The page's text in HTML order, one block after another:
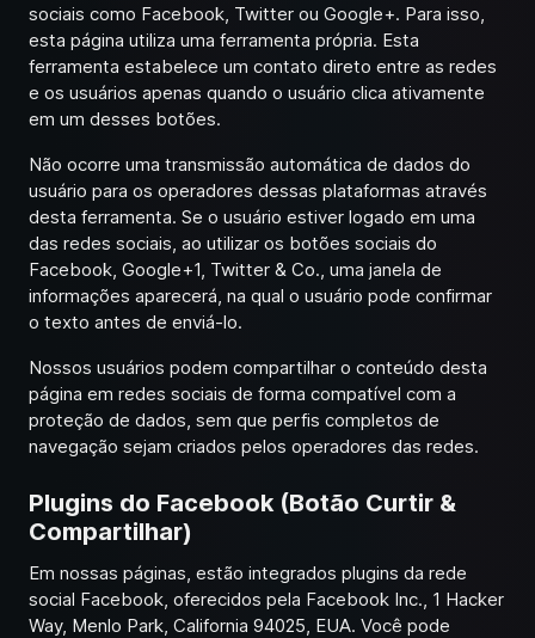
sociais como Facebook, Twitter ou Google+. Para isso,
esta página utiliza uma ferramenta própria. Esta
ferramenta estabelece um contato direto entre as redes
e os usuários apenas quando o usuário clica ativamente
em um desses botões.
Não ocorre uma transmissão automática de dados do
usuário para os operadores dessas plataformas através
desta ferramenta. Se o usuário estiver logado em uma
das redes sociais, ao utilizar os botões sociais do
Facebook, Google+1, Twitter & Co., uma janela de
informações aparecerá, na qual o usuário pode confirmar
o texto antes de enviá-lo.
Nossos usuários podem compartilhar o conteúdo desta
página em redes sociais de forma compatível com a
proteção de dados, sem que perfis completos de
navegação sejam criados pelos operadores das redes.
Plugins do Facebook (Botão Curtir &
Compartilhar)
Em nossas páginas, estão integrados plugins da rede
social Facebook, oferecidos pela Facebook Inc., 1 Hacker
Way, Menlo Park, California 94025, EUA. Você pode